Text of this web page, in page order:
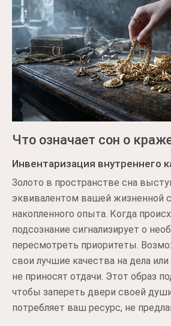
Что означает сон о
Инвентаризация внутреннего
Золото в пространстве сна
эквивалентом вашей жизненной
накопленного опыта. Когда
подсознание сигнализирует о
пересмотреть приоритеты.
свои лучшие качества на дела
не приносят отдачи. Этот образ
чтобы запереть двери своей
потребляет ваш ресурс, не